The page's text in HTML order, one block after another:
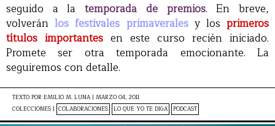
seguido a latemporada de premios. En breve,
volveránlos festivales primaveralesy losprimeros
títulos importantes en este curso recién iniciado.
Promete ser otra temporada emocionante. La
seguiremos con detalle.
TEXTO POR EMILIO M. LUNA | MARZO 04, 2011
COLECCIONES | COLABORACIONES LO QUE YO TE DIGA PODCAST